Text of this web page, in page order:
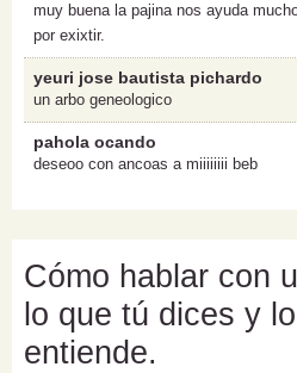
muy buena la pajina nos ayuda
por exixtir.
yeuri jose bautista pichardo
un arbo geneologico
pahola ocando
deseoo con ancoas a miiiiiiii beb
Cómo hablar con
lo que tú dices y
entiende.